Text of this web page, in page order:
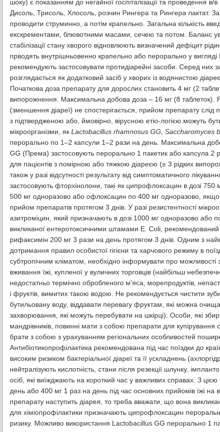
шоку) є показанням до негайної госпіталізації та проведення
Дисоль, Трисоль, Хлосоль, розчин Рингера та Рингера лактат.
проводити струминно, а потім крапельно. Загальна кількість
екскрементами, блювотними масами, сечею та потом. Баланс
стабілізації стану хворого відновлюють визначений дефіцит
прводять внутрішньовенно крапельно або перорально у вигляді
рекомендують застосовувати протидіарейні засоби. Серед них
розглядається як додатковий засіб у хворих із водянистою
Початкова доза препарату для дорослих становить 4 мг (2
випорожнення. Максимальна добова доза – 16 мг (8 таблеток).
(зменшення діареї) не спостерігається, прийом препарату
з підтвердженою або, ймовірно, вірусною етіо-логією можуть
мікроорганізми, як Lactobacillus rhamnosus GG, Saccharomyces
перорально по 1–2 капсули 1–2 рази на день. Максимальна
GG (Према) застосовують перорально 1 пакетик або капсула 2
для пацієнтів з помірною або тяжкою діареєю (≥ 3 рідких
також у разі відсутності результату від симптоматичного
застосовують фторхінолони, такі як ципрофлоксацин в дозі
500 мг одноразово або офлоксацин по 400 мг одноразово,
прийом препаратів протягом 3 днів. У разі резистентності
азитроміцин, який призначають в дозі 1000 мг одноразово або
викликаної ентеротоксичними штамами E. Coli,
рифаксимін 200 мг 3 рази на день протягом 3 днів. Одним з
дотримання правил особистої гігієни та харчового режиму в
субтропічним кліматом, необхідно інформувати про
вживання їжі, купленої у вуличних торговців (найбільш
недостатньо термічно обробленого м'яса, морепродуктів,
і фруктів, вимитих такою водою. Не рекомендується чистити
бутильовану воду, віддавати перевагу фруктам, які можна
захворювання, які можуть перебувати на шкірці). Особи, які
мандрівників, повинні мати з собою препарати для
брати з собою з урахуванням регіональних особливостей
Антибіотикопрофілактика рекомендована під час поїздки до
високим ризиком бактеріальної діареї та її ускладнень
нейтралізують кислотність, стани після резекції шлунку,
осіб, які виїжджають на короткий час у важливих справах. З
день або 400 мг 1 раз на день під час основних прийомів їжі
препарату наступить діарея, то треба вважати, що вона
для хіміопрофілактики призначають ципрофлоксацин
ризику. Можливо використання Lactobacillus GG перорально 1